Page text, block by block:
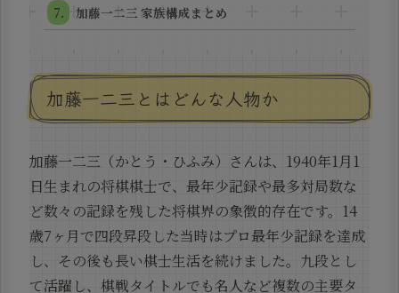
加藤一二三 家族構成まとめ
加藤一二三とはどんな人物か
加藤一二三（かとう・ひふみ）さんは、1940年1月1
日生まれの将棋棋士で、最年少記録や最多対局数な
ど数々の記録を残した将棋界の象徴的存在です。14
歳7ヶ月で四段昇段した当時はプロ最年少記録を達成
し、その後も長い棋士生活を続けました。九段とし
て活躍し、棋戦タイトルでも名人など複数の主要タ